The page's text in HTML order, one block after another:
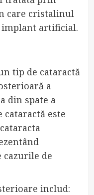
care cristalinul
implant artificial.
tip de cataractă
a
din spate a
cataractă este
cazurile de
includ: